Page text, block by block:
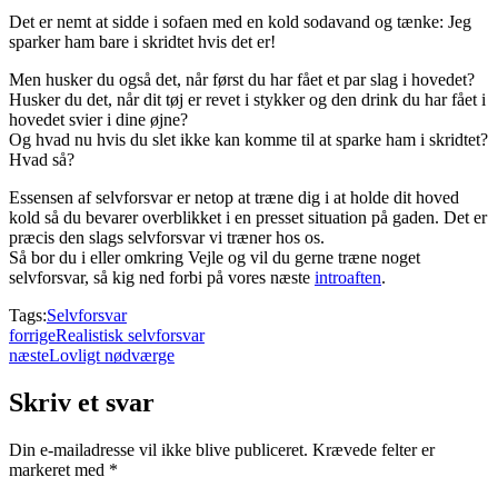
Det er nemt at sidde i sofaen med en kold sodavand og tænke: Jeg
sparker ham bare i skridtet hvis det er!
Men husker du også det, når først du har fået et par slag i hovedet?
Husker du det, når dit tøj er revet i stykker og den drink du har fået i
hovedet svier i dine øjne?
Og hvad nu hvis du slet ikke kan komme til at sparke ham i skridtet?
Hvad så?
Essensen af selvforsvar er netop at træne dig i at holde dit hoved
kold så du bevarer overblikket i en presset situation på gaden. Det er
præcis den slags selvforsvar vi træner hos os.
Så bor du i eller omkring Vejle og vil du gerne træne noget
selvforsvar, så kig ned forbi på vores næste introaften.
Tags:Selvforsvar
forrigeRealistisk selvforsvar
næsteLovligt nødværge
Skriv et svar
Din e-mailadresse vil ikke blive publiceret. Krævede felter er
markeret med *